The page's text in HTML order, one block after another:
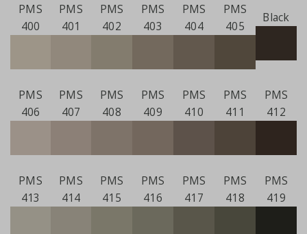
PMS
400
PMS
401
PMS
402
PMS
403
PMS
404
PMS
405
Black
PMS
406
PMS
407
PMS
408
PMS
409
PMS
410
PMS
411
PMS
412
PMS
413
PMS
414
PMS
415
PMS
416
PMS
417
PMS
418
PMS
419